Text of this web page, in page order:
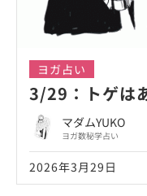
ヨガ占い
3/29：トゲは
マダムYUKO
ヨガ数秘学占い
2026年3月29日